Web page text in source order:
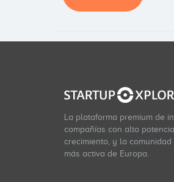
La plataforma premium de
compañías con alto
crecimiento, y la comunidad
más activa de Europa.